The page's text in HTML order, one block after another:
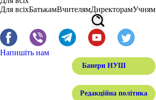
Для всіхБатькамВчителямДиректорамУчням
Напишіть нам
Банери НУШ
Редакційна політика